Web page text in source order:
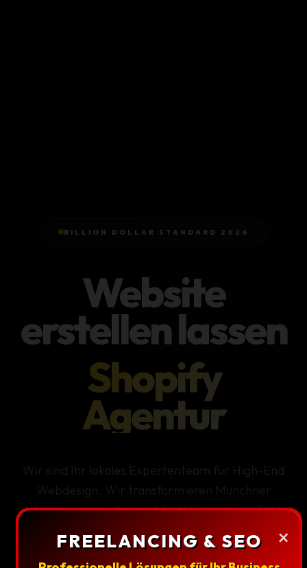
×
FREELANCING & SEO
BILLION DOLLAR STANDARD 2026
Website
erstellen lassen
Shopify
Agentur
Wir sind Ihr lokales Expertenteam für High-End
Webdesign . Wir transformieren Münchner
Unternehmen in digitale Marktführer – mit Fokus